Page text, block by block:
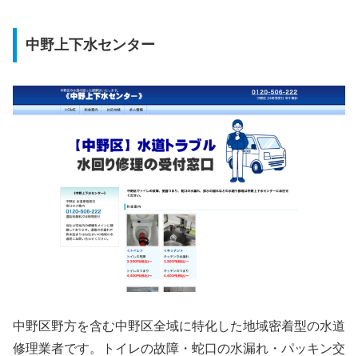
中野上下水センター
中野区野方を含む中野区全域に特化した地域密着型の水道
修理業者です。トイレの故障・蛇口の水漏れ・パッキン交